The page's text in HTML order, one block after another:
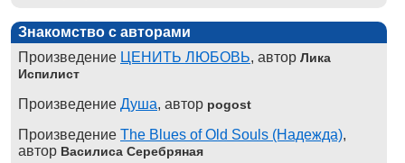
Знакомство с авторами
Произведение ЦЕНИТЬ ЛЮБОВЬ, автор Лика
Испилист
Произведение Душа, автор pogost
Произведение The Blues of Old Souls (Надежда),
автор Василиса Серебряная